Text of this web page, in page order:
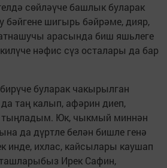
сөйләүче башлык буларак
бәйгене шигырь бәйрәме, дияр,
арасында биш яшьлеге
нәфис сүз осталары да бар
буларак чакырылган
таң калып, афәрин диеп,
тыңладым. Юк, чыкмый миннән
да дүртле белән бишле генә
инде, ихлас, кайсылары каушап
Ирек Сафин,